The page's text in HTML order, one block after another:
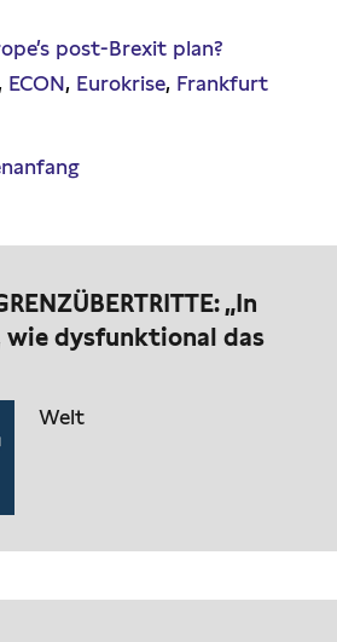
post-Brexit plan?
ECON Eurokrise Frankfurt
„In
wie dysfunktional das
Welt